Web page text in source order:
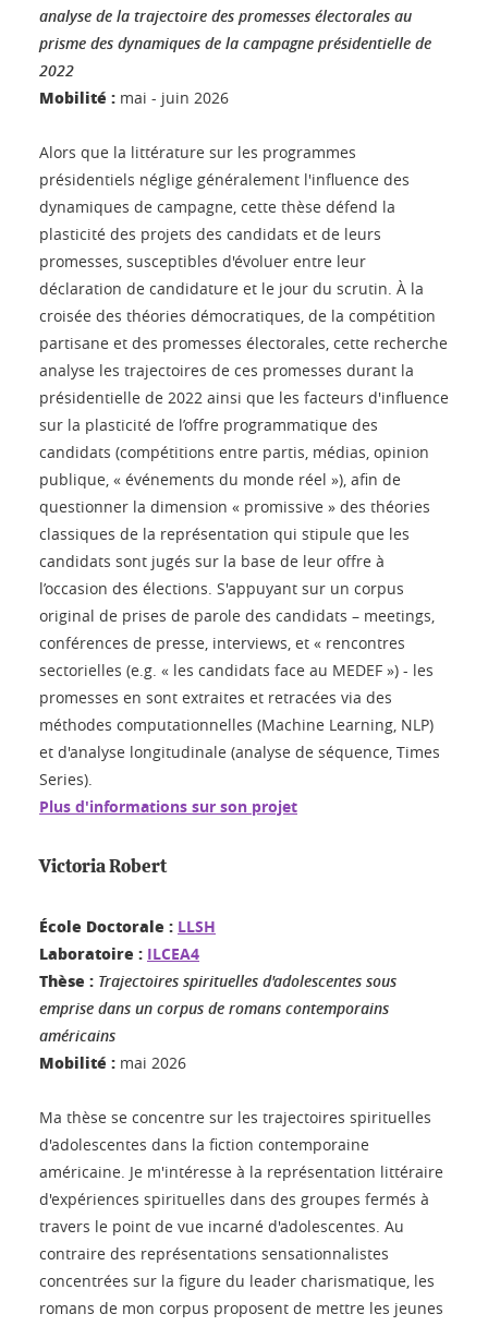
analyse de la trajectoire des promesses électorales au
prisme des dynamiques de la campagne présidentielle de
2022
Mobilité : mai - juin 2026
Alors que la littérature sur les programmes
présidentiels néglige généralement l'influence des
dynamiques de campagne, cette thèse défend la
plasticité des projets des candidats et de leurs
promesses, susceptibles d'évoluer entre leur
déclaration de candidature et le jour du scrutin. À la
croisée des théories démocratiques, de la compétition
partisane et des promesses électorales, cette recherche
analyse les trajectoires de ces promesses durant la
présidentielle de 2022 ainsi que les facteurs d'influence
sur la plasticité de l’offre programmatique des
candidats (compétitions entre partis, médias, opinion
publique, « événements du monde réel »), afin de
questionner la dimension « promissive » des théories
classiques de la représentation qui stipule que les
candidats sont jugés sur la base de leur offre à
l’occasion des élections. S'appuyant sur un corpus
original de prises de parole des candidats – meetings,
conférences de presse, interviews, et « rencontres
sectorielles (e.g. « les candidats face au MEDEF ») - les
promesses en sont extraites et retracées via des
méthodes computationnelles (Machine Learning, NLP)
et d'analyse longitudinale (analyse de séquence, Times
Series).
Plus d'informations sur son projet
Victoria Robert
École Doctorale : LLSH
Laboratoire : ILCEA4
Thèse : Trajectoires spirituelles d'adolescentes sous
emprise dans un corpus de romans contemporains
américains
Mobilité : mai 2026
Ma thèse se concentre sur les trajectoires spirituelles
d'adolescentes dans la fiction contemporaine
américaine. Je m'intéresse à la représentation littéraire
d'expériences spirituelles dans des groupes fermés à
travers le point de vue incarné d'adolescentes. Au
contraire des représentations sensationnalistes
concentrées sur la figure du leader charismatique, les
romans de mon corpus proposent de mettre les jeunes